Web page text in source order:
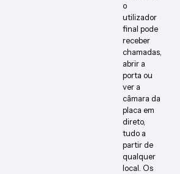
o
utilizador
final pode
receber
chamadas,
abrir a
porta ou
ver a
câmara da
placa em
direto,
tudo a
partir de
qualquer
local. Os